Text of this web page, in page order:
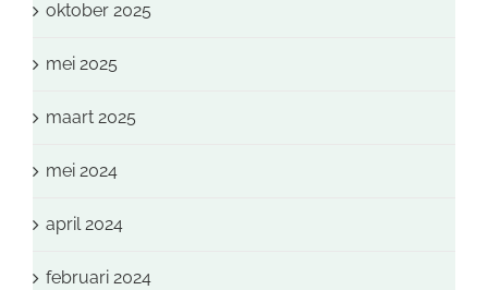
oktober 2025
mei 2025
maart 2025
mei 2024
april 2024
februari 2024